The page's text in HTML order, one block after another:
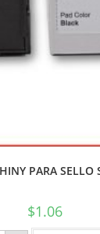
PARA SELLO
$1.06